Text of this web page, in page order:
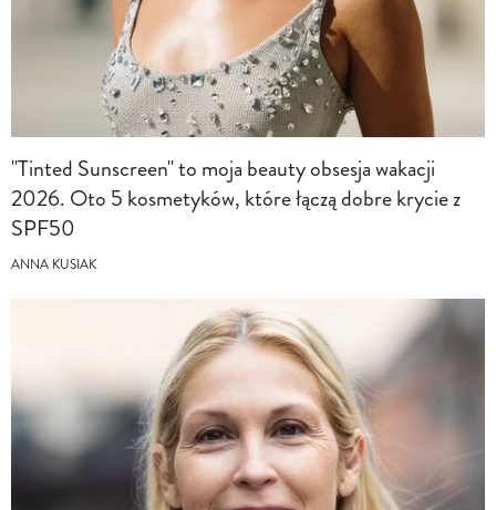
"Tinted Sunscreen" to moja beauty obsesja wakacji
2026. Oto 5 kosmetyków, które łączą dobre krycie z
SPF50
ANNA KUSIAK